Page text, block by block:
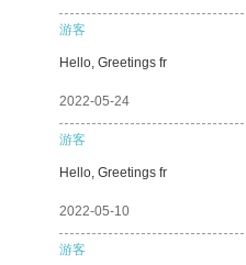
游客
Hello, Greetings fr
2022-05-24
游客
Hello, Greetings fr
2022-05-10
游客